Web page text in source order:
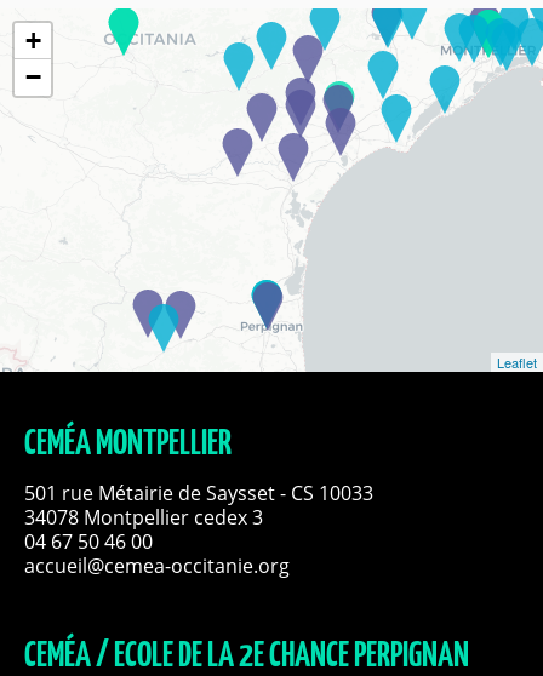
+
−
Leaflet
CEMÉA MONTPELLIER
501 rue Métairie de Saysset - CS 10033
34078 Montpellier cedex 3
04 67 50 46 00
accueil@cemea-occitanie.org
CEMÉA / ECOLE DE LA 2E CHANCE PERPIGNAN